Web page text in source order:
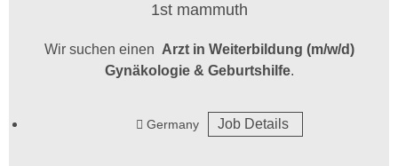
1st mammuth
Wir suchen einen Arzt in Weiterbildung (m/w/d)
Gynäkologie & Geburtshilfe.
Germany Job Details